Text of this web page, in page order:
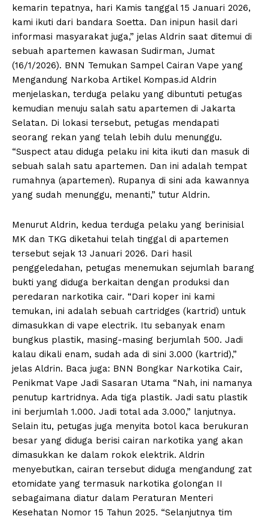
kemarin tepatnya, hari Kamis tanggal 15 Januari 2026,
kami ikuti dari bandara Soetta. Dan inipun hasil dari
informasi masyarakat juga,” jelas Aldrin saat ditemui di
sebuah apartemen kawasan Sudirman, Jumat
(16/1/2026). BNN Temukan Sampel Cairan Vape yang
Mengandung Narkoba Artikel Kompas.id Aldrin
menjelaskan, terduga pelaku yang dibuntuti petugas
kemudian menuju salah satu apartemen di Jakarta
Selatan. Di lokasi tersebut, petugas mendapati
seorang rekan yang telah lebih dulu menunggu.
“Suspect atau diduga pelaku ini kita ikuti dan masuk di
sebuah salah satu apartemen. Dan ini adalah tempat
rumahnya (apartemen). Rupanya di sini ada kawannya
yang sudah menunggu, menanti,” tutur Aldrin.
Menurut Aldrin, kedua terduga pelaku yang berinisial
MK dan TKG diketahui telah tinggal di apartemen
tersebut sejak 13 Januari 2026. Dari hasil
penggeledahan, petugas menemukan sejumlah barang
bukti yang diduga berkaitan dengan produksi dan
peredaran narkotika cair. “Dari koper ini kami
temukan, ini adalah sebuah cartridges (kartrid) untuk
dimasukkan di vape electrik. Itu sebanyak enam
bungkus plastik, masing-masing berjumlah 500. Jadi
kalau dikali enam, sudah ada di sini 3.000 (kartrid),”
jelas Aldrin. Baca juga: BNN Bongkar Narkotika Cair,
Penikmat Vape Jadi Sasaran Utama “Nah, ini namanya
penutup kartridnya. Ada tiga plastik. Jadi satu plastik
ini berjumlah 1.000. Jadi total ada 3.000,” lanjutnya.
Selain itu, petugas juga menyita botol kaca berukuran
besar yang diduga berisi cairan narkotika yang akan
dimasukkan ke dalam rokok elektrik. Aldrin
menyebutkan, cairan tersebut diduga mengandung zat
etomidate yang termasuk narkotika golongan II
sebagaimana diatur dalam Peraturan Menteri
Kesehatan Nomor 15 Tahun 2025. “Selanjutnya tim